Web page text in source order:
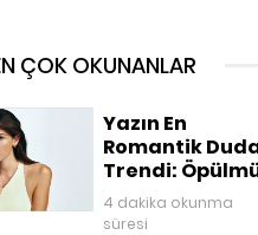
ÇOK OKUNANLAR
Yazın En
Romantik
Trendi:
Dudaklar
4 dakika okunma
süresi